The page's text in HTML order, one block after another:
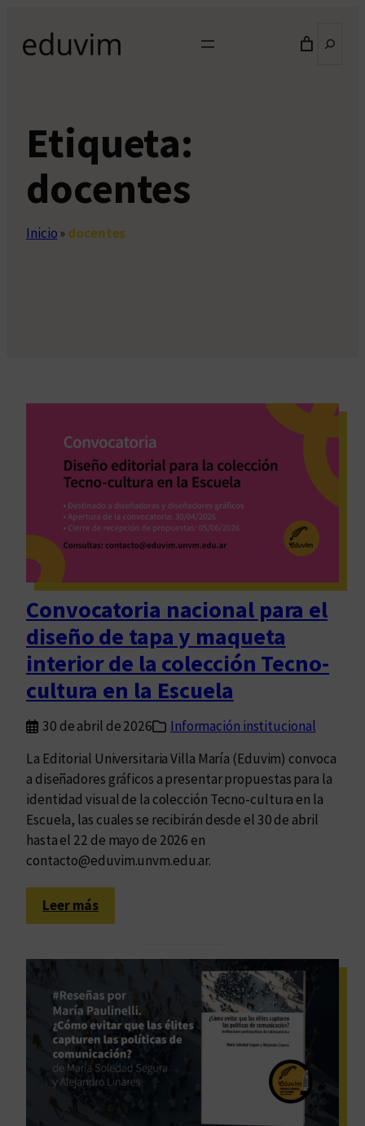
contenido
Etiqueta:
docentes
Inicio»docentes
Convocatoria nacional para el
diseño de tapa y maqueta
interior de la colección Tecno-
cultura en la Escuela
30 de abril de 2026
Información institucional
La Editorial Universitaria Villa María (Eduvim) convoca
a diseñadores gráficos a presentar propuestas para la
identidad visual de la colección Tecno-cultura en la
Escuela, las cuales se recibirán desde el 30 de abril
hasta el 22 de mayo de 2026 en
contacto@eduvim.unvm.edu.ar.
Leer más:
C
o
c
a
t
o